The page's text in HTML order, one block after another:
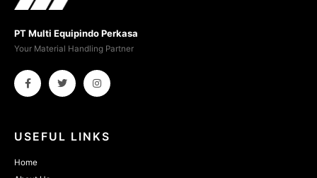
PT Multi Equipindo Perkasa
Your Material Handling Partner
USEFUL LINKS
Home